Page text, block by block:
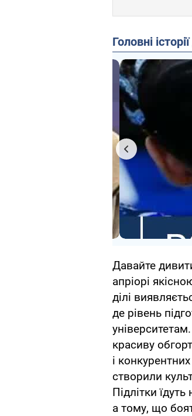
Головні
Давайте
апріорі
ділі
де рівень
красиву
і
створили
Підлітки
а тому, що